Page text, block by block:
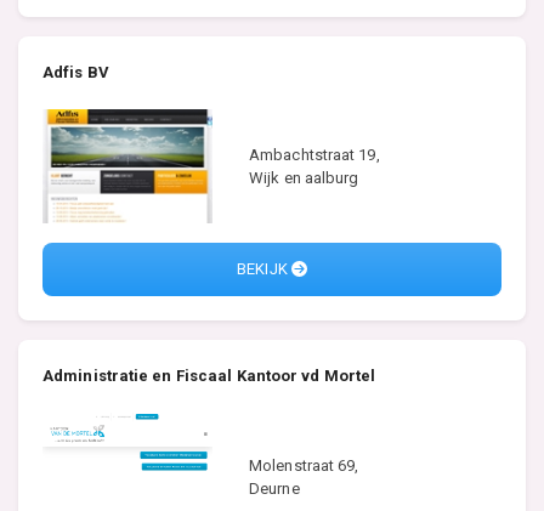
Adfis BV
Ambachtstraat 19,
Wijk en aalburg
BEKIJK
Administratie en Fiscaal Kantoor vd Mortel
Molenstraat 69,
Deurne